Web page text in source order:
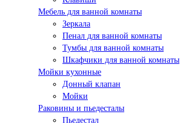
Мебель для ванной комнаты
Зеркала
Пенал для ванной комнаты
Тумбы для ванной комнаты
Шкафчики для ванной комнаты
Мойки кухонные
Донный клапан
Мойки
Раковины и пьедесталы
Пьедестал